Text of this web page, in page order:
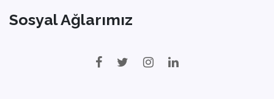
Sosyal Ağlarımız